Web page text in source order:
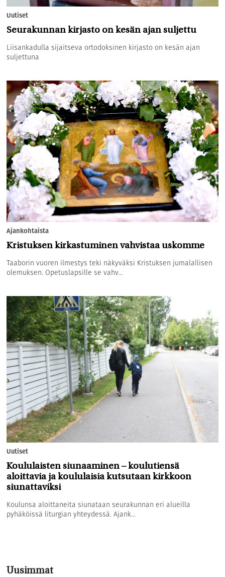
Uutiset
Seurakunnan kirjasto on kesän ajan suljettu
Liisankadulla sijaitseva ortodoksinen kirjasto on kesän ajan
suljettuna
Ajankohtaista
Kristuksen kirkastuminen vahvistaa uskomme
Taaborin vuoren ilmestys teki näkyväksi Kristuksen jumalallisen
olemuksen. Opetuslapsille se vahv...
Uutiset
Koululaisten siunaaminen – koulutiensä
aloittavia ja koululaisia kutsutaan kirkkoon
siunattaviksi
Koulunsa aloittaneita siunataan seurakunnan eri alueilla
pyhäköissä liturgian yhteydessä. Ajank...
Uusimmat